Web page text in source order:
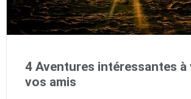
4 Aventures intéressantes à
vos amis